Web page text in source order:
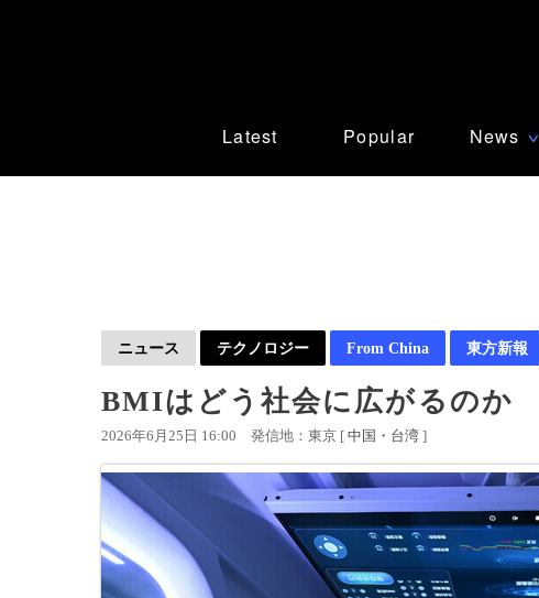
Latest Popular News ∨
ニュース テクノロジー From China 東方新報
BMIはどう社会に広がるのか
2026年6月25日 16:00 発信地：東京 [ 中国・台湾 ]